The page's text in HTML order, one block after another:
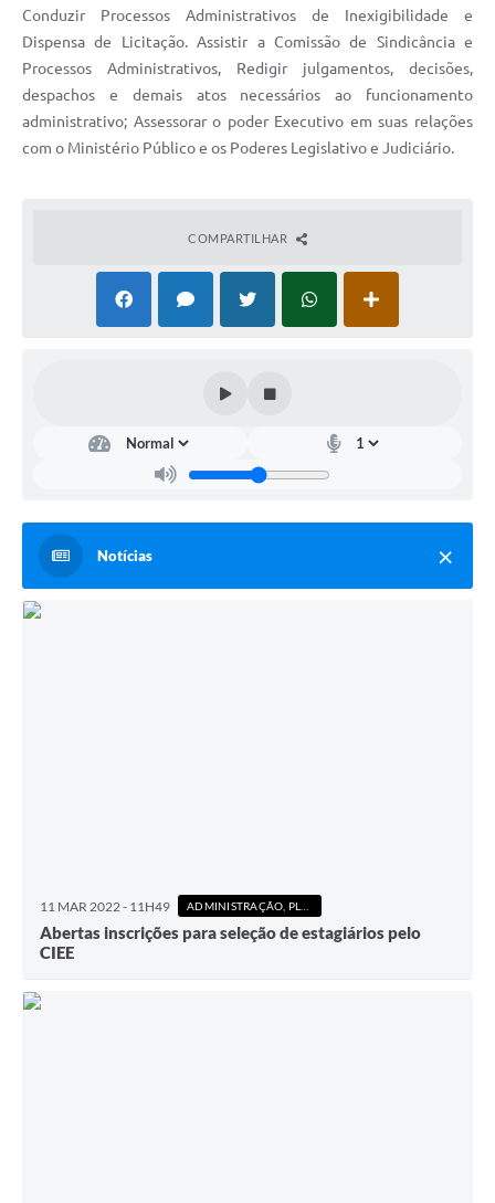
Conduzir Processos Administrativos de Inexigibilidade e
Dispensa de Licitação. Assistir a Comissão de Sindicância e
Processos Administrativos, Redigir julgamentos, decisões,
despachos e demais atos necessários ao funcionamento
administrativo; Assessorar o poder Executivo em suas relações
com o Ministério Público e os Poderes Legislativo e Judiciário.
COMPARTILHAR
Notícias
11 MAR 2022 - 11H49
Abertas inscrições para seleção de estagiários pelo
CIEE